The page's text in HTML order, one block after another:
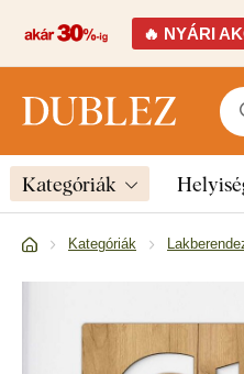
🔥 NYÁRI
Kategóriák
Kategóriák